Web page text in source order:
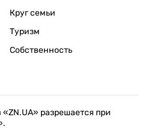
Круг семьи
Туризм
Собственность
разрешается при